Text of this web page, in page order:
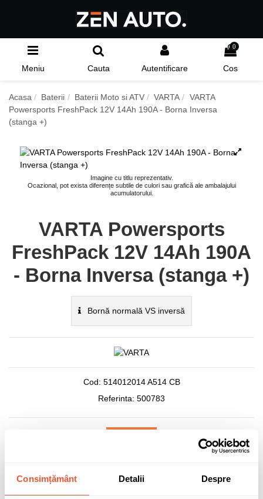
Consimțământ Detalii Despre
Meniu Cauta Autentificare
0
Cos
Acasa Baterii Baterii Moto si ATV VARTA
VARTA
Powersports FreshPack 12V 14Ah 190A - Borna Inversa
(stanga +)
Imagine cu titlu reprezentativ.
Ocazional, pot exista diferențe subtile de culori sau grafică ale ambalajului
acumulatorului.
VARTA Powersports
FreshPack 12V 14Ah 190A
- Borna Inversa (stanga +)
Bornă normală VS inversă
Cod: 514012014 A514 CB
Referinta: 500783
Stoc epuizat
TVA inclus